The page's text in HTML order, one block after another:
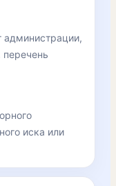
администрации,
перечень
иска или